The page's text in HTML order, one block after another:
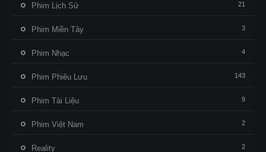
Phim Lịch Sử 21
Phim Miền Tây 3
Phim Nhạc 4
Phim Phiêu Lưu 143
Phim Tài Liệu 9
Phim Việt Nam 2
Reality 2